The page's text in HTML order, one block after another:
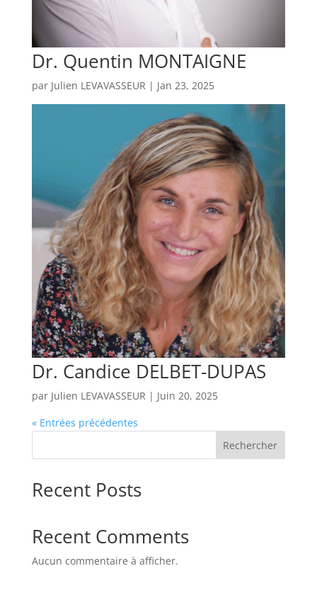
Dr. Quentin MONTAIGNE
par Julien LEVAVASSEUR | Jan 23, 2025
Dr. Candice DELBET-DUPAS
par Julien LEVAVASSEUR | Juin 20, 2025
« Entrées précédentes
Rechercher
Recent Posts
Recent Comments
Aucun commentaire à afficher.